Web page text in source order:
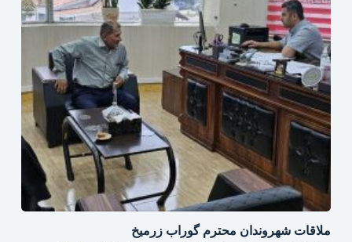
ملاقات شهروندان محترم گوراب زرمیخ